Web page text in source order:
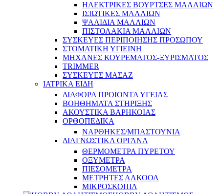
ΗΛΕΚΤΡΙΚΕΣ ΒΟΥΡΤΣΕΣ ΜΑΛΛΙΩΝ
ΙΣΙΩΤΙΚΕΣ ΜΑΛΛΙΩΝ
ΨΑΛΙΔΙΑ ΜΑΛΛΙΩΝ
ΠΙΣΤΟΛΑΚΙΑ ΜΑΛΛΙΩΝ
ΣΥΣΚΕΥΕΣ ΠΕΡΙΠΟΙΗΣΗΣ ΠΡΟΣΩΠΟΥ
ΣΤΟΜΑΤΙΚΗ ΥΓΙΕΙΝΗ
ΜΗΧΑΝΕΣ ΚΟΥΡΕΜΑΤΟΣ-ΞΥΡΙΣΜΑΤΟΣ
TRIMMER
ΣΥΣΚΕΥΕΣ ΜΑΣΑΖ
ΙΑΤΡΙΚΑ ΕΙΔΗ
ΔΙΑΦΟΡΑ ΠΡΟΙΟΝΤΑ ΥΓΕΙΑΣ
ΒΟΗΘΗΜΑΤΑ ΣΤΗΡΙΞΗΣ
ΑΚΟΥΣΤΙΚΑ ΒΑΡΗΚΟΙΑΣ
ΟΡΘΟΠΕΔΙΚΑ
ΝΑΡΘΗΚΕΣ/ΜΠΑΣΤΟΥΝΙΑ
ΔΙΑΓΝΩΣΤΙΚΑ ΟΡΓΑΝΑ
ΘΕΡΜΟΜΕΤΡΑ ΠΥΡΕΤΟΥ
ΟΞΥΜΕΤΡΑ
ΠΙΕΣΟΜΕΤΡΑ
ΜΕΤΡΗΤΕΣ ΑΛΚΟΟΛ
ΜΙΚΡΟΣΚΟΠΙΑ